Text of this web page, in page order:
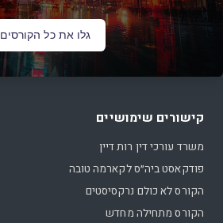
גלו את כל הקורסים
קישורים שימושיים
משרד עורכי דין רות דיין
פודקאסט ביה״ס לקארמה טובה
הקורס לא כולם נרקסיסטים
הקורס מתחילה מחדש